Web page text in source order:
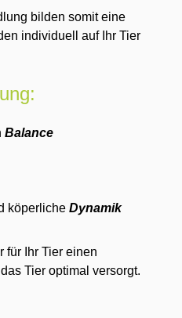
bilden somit eine
individuell auf Ihr Tier
Balance
köperliche Dynamik
für Ihr Tier einen
Tier optimal versorgt.